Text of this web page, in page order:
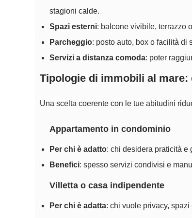
stagioni calde.
Spazi esterni: balcone vivibile, terrazzo
Parcheggio: posto auto, box o facilità di
Servizi a distanza comoda: poter
Tipologie di immobili al
Una scelta coerente con le tue abitudini
Appartamento in condominio
Per chi è adatto: chi desidera praticità e
Benefici: spesso servizi condivisi e
Villetta o casa indipendente
Per chi è adatta: chi vuole privacy,